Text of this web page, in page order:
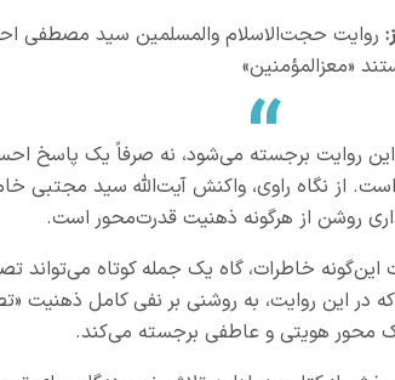
روایت حجت‌الاسلام والمسلمین سید مصطفی
«معزالمؤمنین»
روایت برجسته می‌شود، نه صرفاً یک پاسخ
از نگاه راوی، واکنش آیت‌الله سید مجتبی
روشن از هرگونه ذهنیت قدرت‌محور است.
این‌گونه خاطرات، گاه یک جمله کوتاه می‌تواند
در این روایت، به روشنی بر نفی کامل ذهنیت
محور هویتی و عاطفی برجسته می‌کند.